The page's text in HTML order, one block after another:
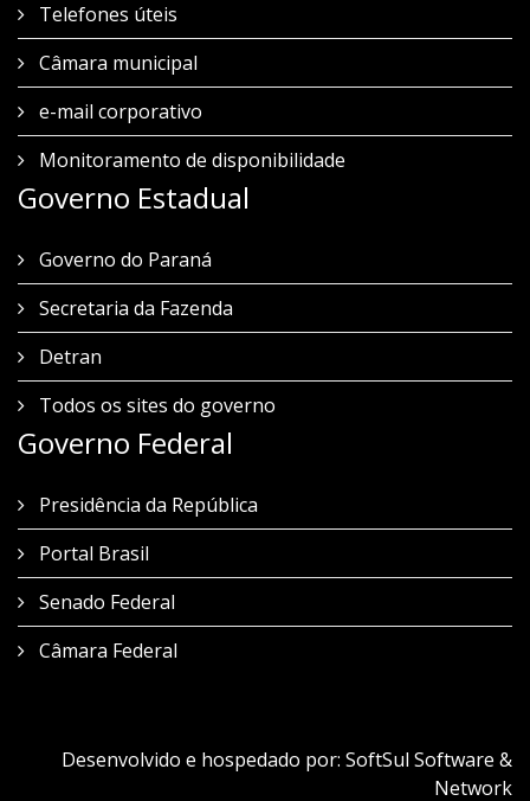
Telefones úteis
Câmara municipal
e-mail corporativo
Monitoramento de disponibilidade
Governo Estadual
Governo do Paraná
Secretaria da Fazenda
Detran
Todos os sites do governo
Governo Federal
Presidência da República
Portal Brasil
Senado Federal
Câmara Federal
Desenvolvido e hospedado por: SoftSul Software &
Network